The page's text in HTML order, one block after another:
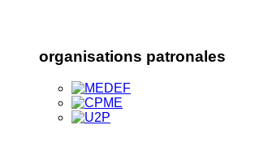
organisations patronales